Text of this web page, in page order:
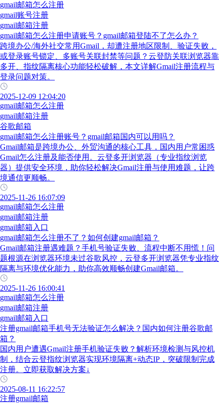
gmail邮箱怎么注册
gmail账号注册
gmail邮箱注册
gmail邮箱怎么注册申请账号？gmail邮箱登陆不了怎么办？
跨境办公/海外社交常用Gmail，却遭注册地区限制、验证失败，
或登录账号锁定、多账号关联封禁等问题？云登防关联浏览器靠
多开、指纹隔离核心功能轻松破解，本文详解Gmail注册流程与
登录问题对策。
2025-12-09 12:04:20
gmail邮箱怎么注册
gmail邮箱注册
谷歌邮箱
gmail邮箱怎么注册账号？gmail邮箱国内可以用吗？
Gmail邮箱是跨境办公、外贸沟通的核心工具，国内用户常困惑
Gmail怎么注册及能否使用。云登多开浏览器（专业指纹浏览
器）提供安全环境，助你轻松解决Gmail注册与使用难题，让跨
境通信更顺畅。
2025-11-26 16:07:09
gmail邮箱怎么注册
gmail邮箱注册
gmail邮箱入口
gmail邮箱怎么注册不了？如何创建gmail邮箱？
Gmail邮箱注册遇难题？手机号验证失败、流程中断不用慌！问
题根源在浏览器环境未过谷歌风控，云登多开浏览器凭专业指纹
隔离与环境优化能力，助你高效顺畅创建Gmail邮箱。
2025-11-26 16:00:41
gmail邮箱怎么注册
gmail邮箱注册
gmail邮箱入口
注册gmail邮箱手机号无法验证怎么解决？国内如何注册谷歌邮
箱？
国内用户遭遇Gmail注册手机验证失败？解析环境检测与风控机
制，结合云登指纹浏览器实现环境隔离+动态IP，突破限制完成
注册。立即获取解决方案↓
2025-08-11 16:22:57
注册gmail邮箱